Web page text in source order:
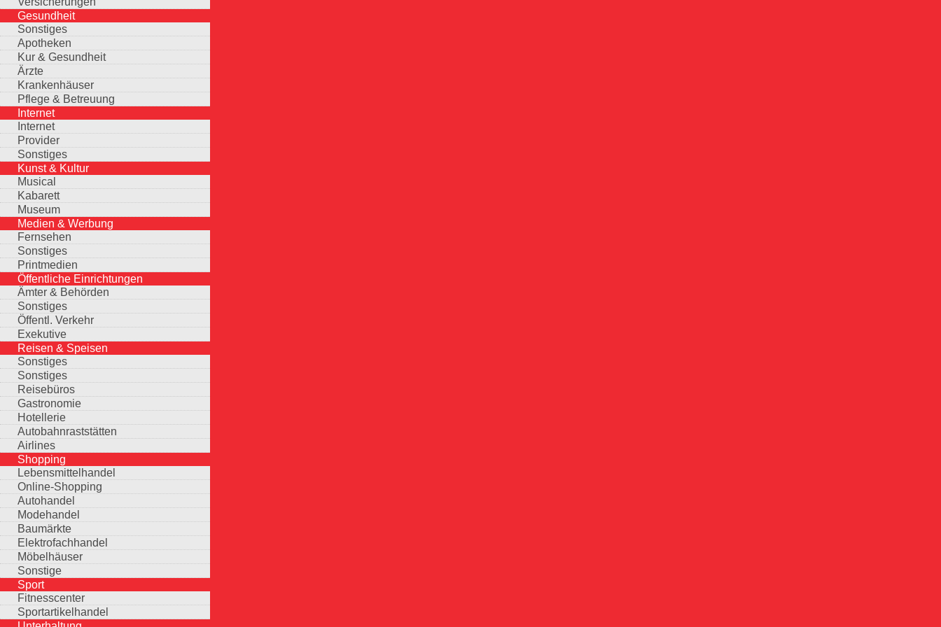
Gesundheit
Sonstiges
Apotheken
Kur & Gesundheit
Ärzte
Krankenhäuser
Pflege & Betreuung
Internet
Internet
Provider
Sonstiges
Kunst & Kultur
Musical
Kabarett
Museum
Medien & Werbung
Fernsehen
Sonstiges
Printmedien
Öffentliche Einrichtungen
Ämter & Behörden
Sonstiges
Öffentl. Verkehr
Exekutive
Reisen & Speisen
Sonstiges
Sonstiges
Reisebüros
Gastronomie
Hotellerie
Autobahnraststätten
Airlines
Shopping
Lebensmittelhandel
Online-Shopping
Autohandel
Modehandel
Baumärkte
Elektrofachhandel
Möbelhäuser
Sonstige
Sport
Fitnesscenter
Sportartikelhandel